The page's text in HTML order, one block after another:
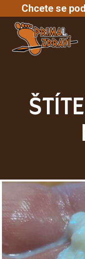
Chcete se